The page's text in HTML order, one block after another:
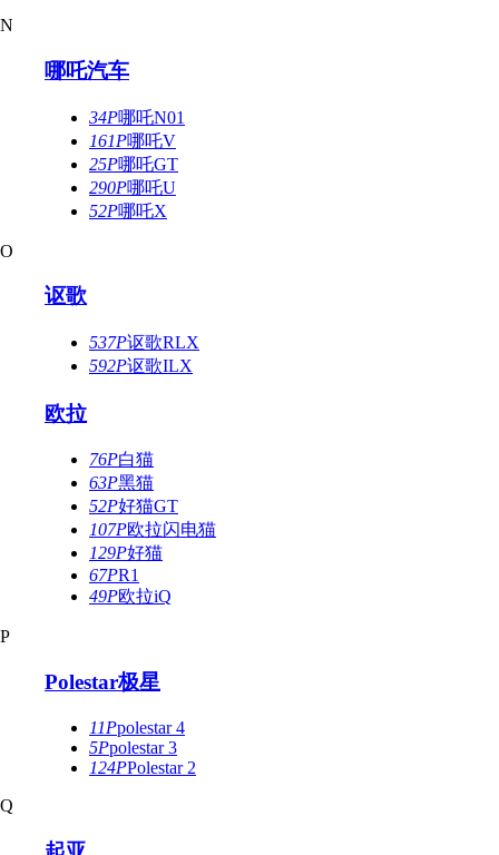
N
哪吒汽车
34P哪吒N01
161P哪吒V
25P哪吒GT
290P哪吒U
52P哪吒X
O
讴歌
537P讴歌RLX
592P讴歌ILX
欧拉
76P白猫
63P黑猫
52P好猫GT
107P欧拉闪电猫
129P好猫
67PR1
49P欧拉iQ
P
Polestar极星
11Ppolestar 4
5Ppolestar 3
124PPolestar 2
Q